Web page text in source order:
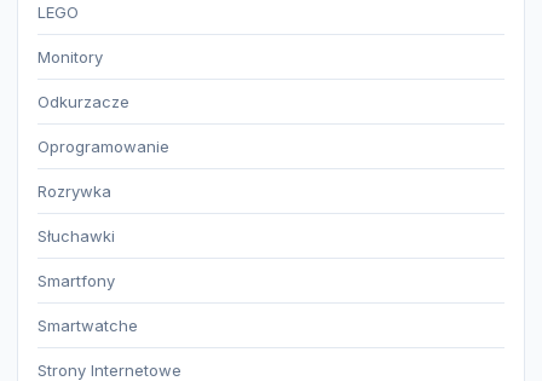
LEGO
Monitory
Odkurzacze
Oprogramowanie
Rozrywka
Słuchawki
Smartfony
Smartwatche
Strony Internetowe